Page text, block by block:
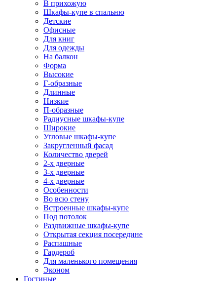
В прихожую
Шкафы-купе в спальню
Детские
Офисные
Для книг
Для одежды
На балкон
Форма
Высокие
Г-образные
Длинные
Низкие
П-образные
Радиусные шкафы-купе
Широкие
Угловые шкафы-купе
Закругленный фасад
Количество дверей
2-х дверные
3-х дверные
4-х дверные
Особенности
Во всю стену
Встроенные шкафы-купе
Под потолок
Раздвижные шкафы-купе
Открытая секция посередине
Распашные
Гардероб
Для маленького помещения
Эконом
Гостиные